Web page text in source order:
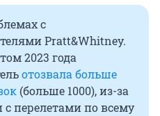
с
Pratt&Whitney.
2023 года
отозвала больше
(больше 1000), из-за
с перелетами по всему